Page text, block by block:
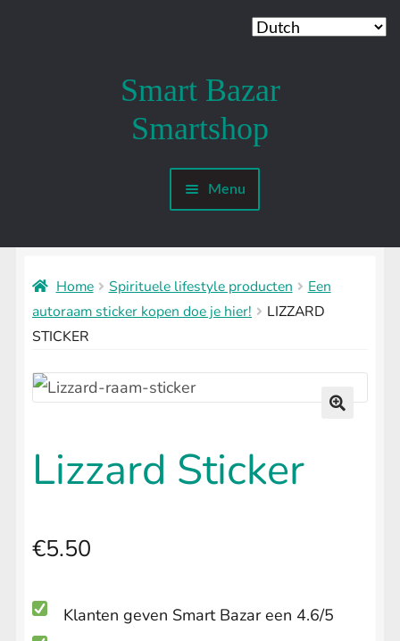
Smart Bazar
Smartshop
Menu
SMARTSHOP
Submenu
SHROOMSHOP
Submenu
uitvouwen
SHAMANSHOP
HEADSHOP
uitvouwen
Home Spirituele lifestyle producten
Een
autoraam sticker kopen doe je hier!
LIZZARD
STICKER
Lizzard Sticker
€5.50
Klanten geven Smart Bazar een 4.6/5